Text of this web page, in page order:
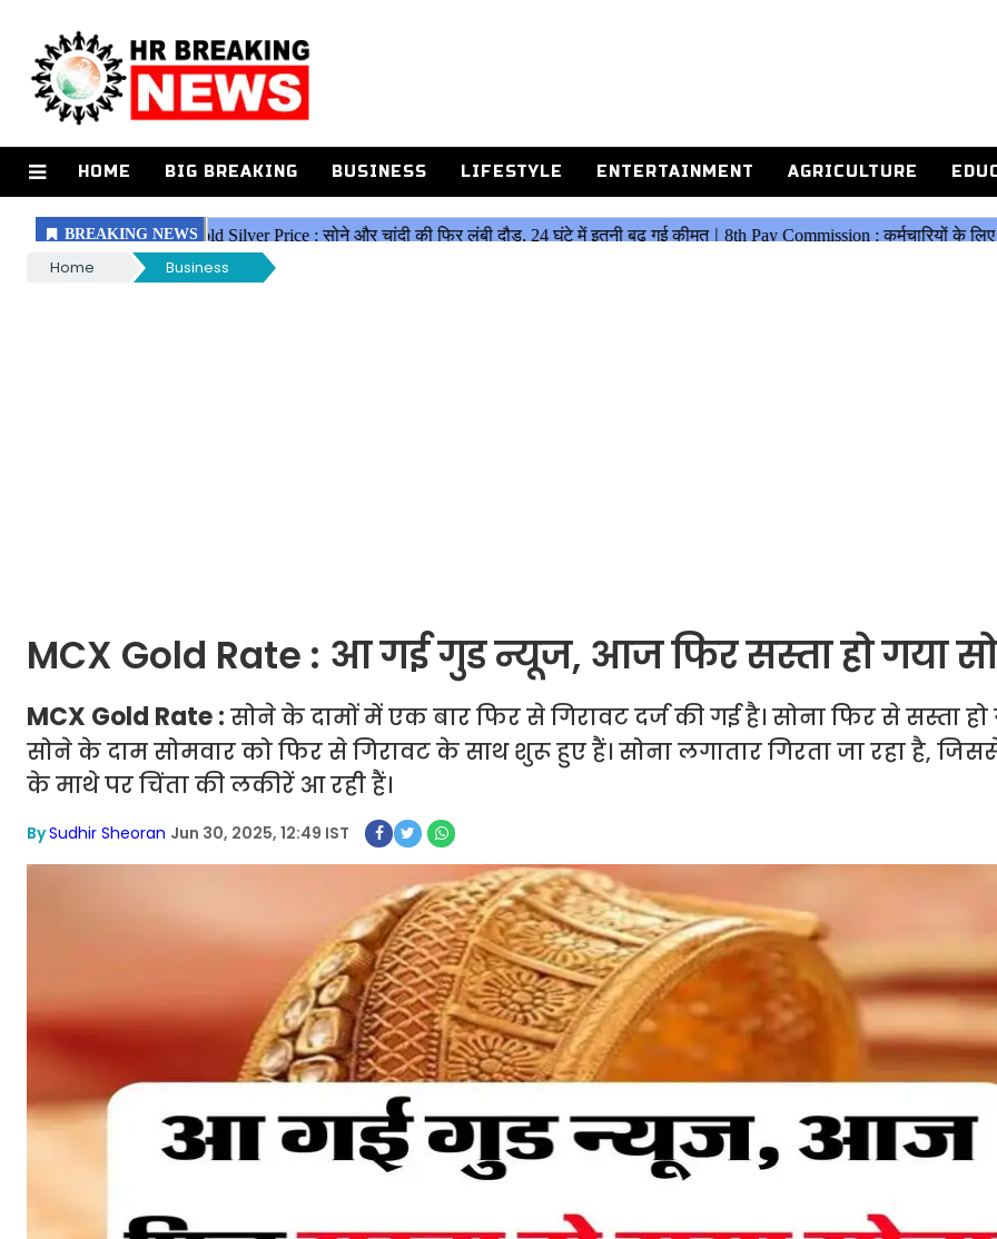
HOME BIG BREAKING BUSINESS LIFESTYLE ENTERTAINMENT AGRICULTURE
Home Business
MCX Gold Rate : आ गई गुड न्यूज, आज फिर सस्ता हो गया
MCX Gold Rate : सोने के दामों में एक बार फिर से गिरावट दर्ज की गई है। सोना फिर से सस्ता हो
सोने के दाम सोमवार को फिर से गिरावट के साथ शुरू हुए हैं। सोना लगातार गिरता जा रहा है,
के माथे पर चिंता की लकीरें आ रही हैं।
BySudhir Sheoran Jun 30, 2025, 12:49 IST